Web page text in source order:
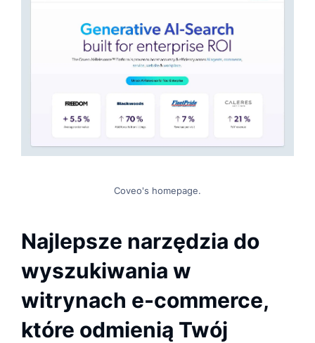
Coveo's homepage.
Najlepsze narzędzia do
wyszukiwania w
witrynach e-commerce,
które odmienią Twój